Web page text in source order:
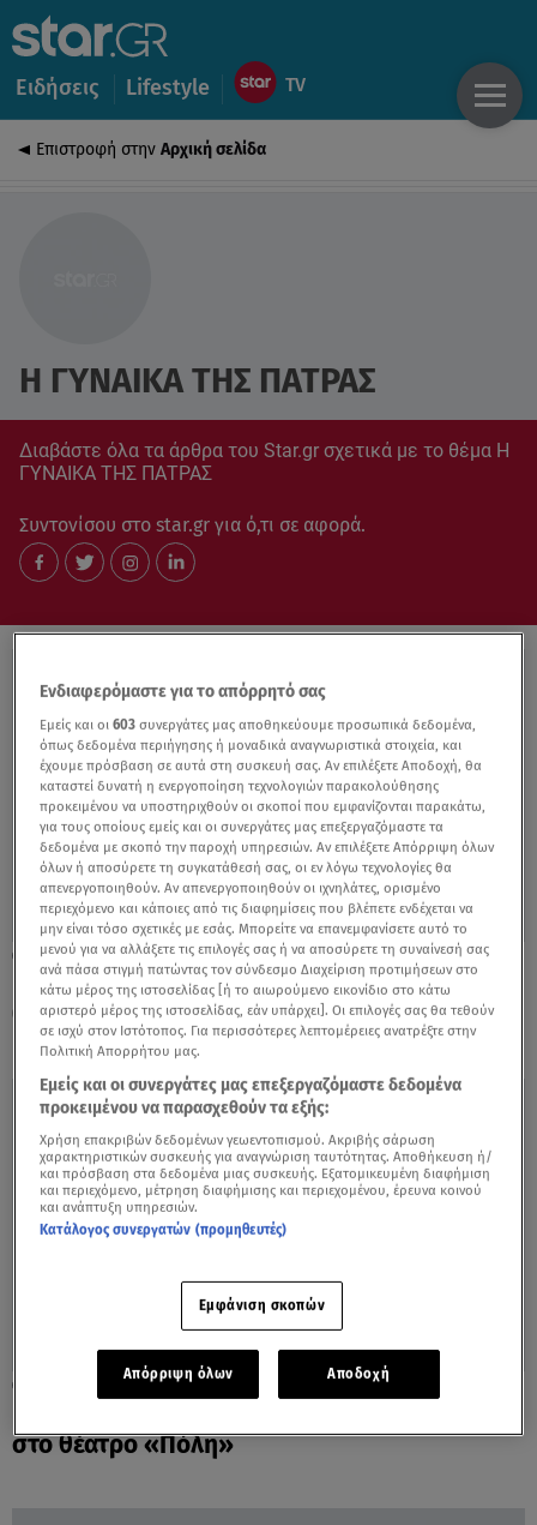
Ειδήσεις Lifestyle
Επιστροφή στην Αρχική σελίδα
Η ΓΥΝΑΙΚΑ ΤΗΣ ΠΑΤΡΑΣ
Διαβάστε όλα τα άρθρα του Star.gr σχετικά με το θέμα Η
ΓΥΝΑΙΚΑ ΤΗΣ ΠΑΤΡΑΣ
Συντονίσου στο star.gr για ό,τι σε αφορά.
13.11.21, 18:29
Η Γυναίκα της Πάτρας - Επιστρέφει
θεατρικά με την Ελένη Κοκκίδου
στο θέατρο «Πόλη»
Ενδιαφερόμαστε για το απόρρητό σας
Εμείς και οι603 συνεργάτες μας αποθηκεύουμε προσωπικά δεδομένα,
όπως δεδομένα περιήγησης ή μοναδικά αναγνωριστικά στοιχεία, και
έχουμε πρόσβαση σε αυτά στη συσκευή σας. Αν επιλέξετε Αποδοχή, θα
καταστεί δυνατή η ενεργοποίηση τεχνολογιών παρακολούθησης
προκειμένου να υποστηριχθούν οι σκοποί που εμφανίζονται παρακάτω,
για τους οποίους εμείς και οι συνεργάτες μας επεξεργαζόμαστε τα
δεδομένα με σκοπό την παροχή υπηρεσιών. Αν επιλέξετε Απόρριψη όλων
όλων ή αποσύρετε τη συγκατάθεσή σας, οι εν λόγω τεχνολογίες θα
απενεργοποιηθούν. Αν απενεργοποιηθούν οι ιχνηλάτες, ορισμένο
περιεχόμενο και κάποιες από τις διαφημίσεις που βλέπετε ενδέχεται να
μην είναι τόσο σχετικές με εσάς. Μπορείτε να επανεμφανίσετε αυτό το
μενού για να αλλάξετε τις επιλογές σας ή να αποσύρετε τη συναίνεσή σας
ανά πάσα στιγμή πατώντας τον σύνδεσμο Διαχείριση προτιμήσεων στο
κάτω μέρος της ιστοσελίδας [ή το αιωρούμενο εικονίδιο στο κάτω
αριστερό μέρος της ιστοσελίδας, εάν υπάρχει]. Οι επιλογές σας θα τεθούν
σε ισχύ στον Ιστότοπος. Για περισσότερες λεπτομέρειες ανατρέξτε στην
Πολιτική Απορρήτου μας.
Εμείς και οι συνεργάτες μας επεξεργαζόμαστε δεδομένα
προκειμένου να παρασχεθούν τα εξής:
Χρήση επακριβών δεδομένων γεωεντοπισμού. Ακριβής σάρωση
χαρακτηριστικών συσκευής για αναγνώριση ταυτότητας. Αποθήκευση ή/
και πρόσβαση στα δεδομένα μιας συσκευής. Εξατομικευμένη διαφήμιση
και περιεχόμενο, μέτρηση διαφήμισης και περιεχομένου, έρευνα κοινού
και ανάπτυξη υπηρεσιών.
Κατάλογος συνεργατών (προμηθευτές)
Εμφάνιση σκοπών
Απόρριψη όλων Αποδοχή